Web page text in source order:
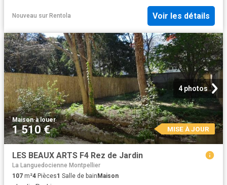
Nouveau sur Rentola Voir les détails
4 photos
Maison·à louer
1 510 € MISE À JOUR
LES BEAUX ARTS F4 Rez de Jardin
La Languedocienne Montpellier
107 m²4 Pièces1 Salle de bain Maison